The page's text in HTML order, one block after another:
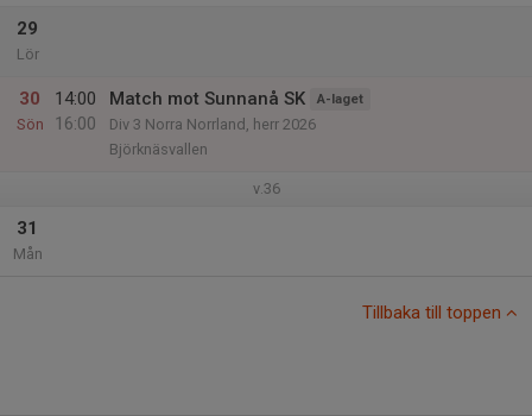
29
Lör
30
Sön
14:00
16:00
Match mot Sunnanå SK A-laget
Div 3 Norra Norrland, herr 2026
Björknäsvallen
v.36
31
Mån
Tillbaka till toppen